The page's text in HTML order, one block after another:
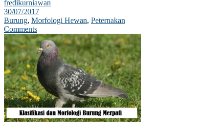
fredikurniawan
30/07/2017
Burung, Morfologi Hewan, Peternakan
Comments